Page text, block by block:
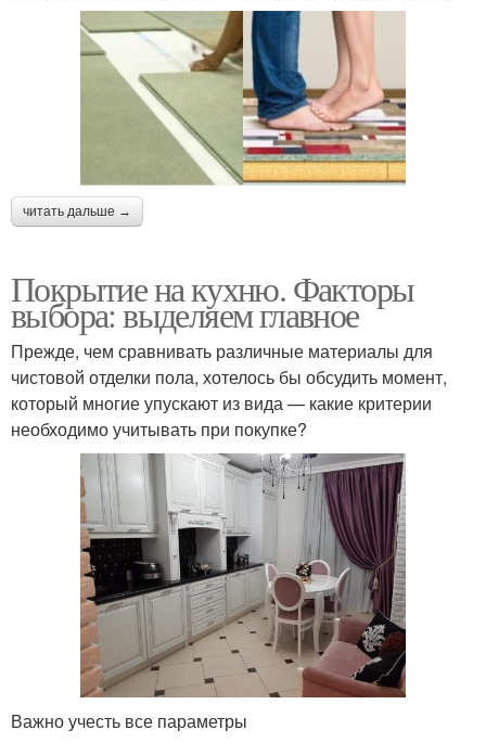
читать дальше →
Покрытие на кухню. Факторы
выбора: выделяем главное
Прежде, чем сравнивать различные материалы для
чистовой отделки пола, хотелось бы обсудить момент,
который многие упускают из вида — какие критерии
необходимо учитывать при покупке?
Важно учесть все параметры